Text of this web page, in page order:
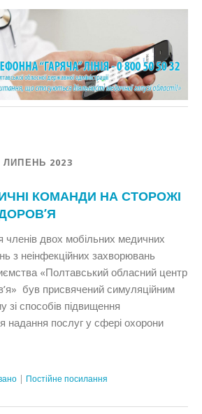
ЛИПЕНЬ 2023
КОМАНДИ НА СТОРОЖІ
членів двох мобільних медичних
з неінфекційних захворювань
«Полтавський обласний центр
був присвячений симуляційним
зі способів підвищення
надання послуг у сфері охорони
Постійне посилання